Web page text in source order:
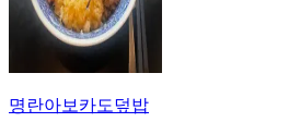
명란아보카도덮밥